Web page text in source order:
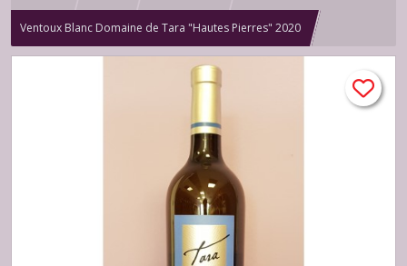
Ventoux Blanc Domaine de Tara "Hautes Pierres" 2020